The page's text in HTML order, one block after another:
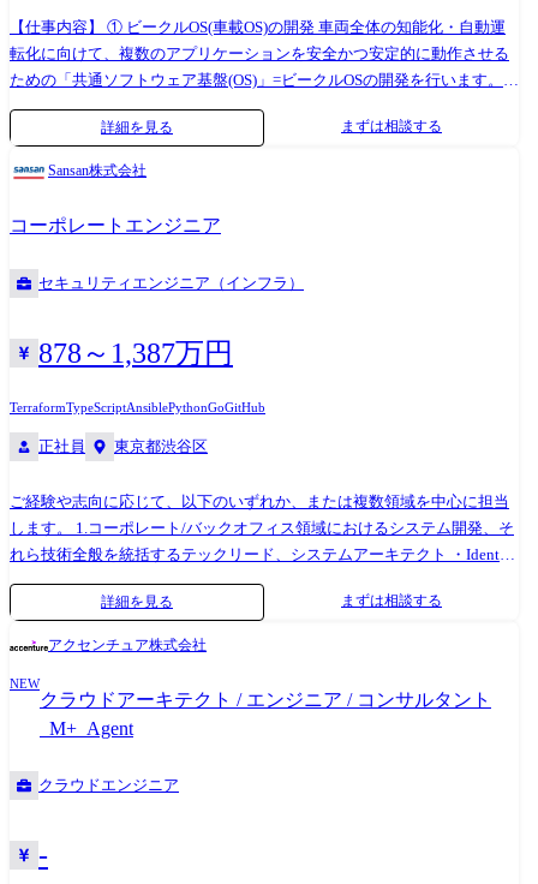
【仕事内容】 ① ビークルOS(車載OS)の開発 車両全体の知能化・自動運
転化に向けて、複数のアプリケーションを安全かつ安定的に動作させる
ための「共通ソフトウェア基盤(OS)」=ビークルOSの開発を行います。
これは、PCやスマートフォンにおけるOS(LinuxやAndroidなど)に相当す
る存在で、車両における頭脳となるセントラルECUの中核を担うシステ
ムです。 サプライヤーと連携した開発と、完全内製化の開発の2種類が
性がございます。 (実装やテスト経験者も対象) ≪業務委細≫ AUTOSAR
Adaptive / Classicに基づいたOS・ミドルウェア層の要求仕様策定、設
計、実装 ※OSやミドルウェア開発経験、リアルタイムOS、仮想化技
術、セキュアブートやプロセス間通信(IPC)などの知識が活かせます。 ②
したビークルOS上で動作する各種車載アプリケーション(例:車両運動制
御、エネルギー管理、車内UX機能など)やサービスを統合し、最適に動
アプリ層まで、すべてのレイヤーに精通する必要があります。 そのた
ます。 ≪業務委細≫ 他チーム・他社が開発したアプリをビークルOSに
適切に組み込み・配置 ソフトウェア間の通信や依存関係を調整・チュー
ニング システム全体での機能検証・統合テスト・不具合解析/対策 ③ 次
世代通信ミドルウェアの開発・実装 セントラルECUは、車両内の各ECU
や外部クラウドと膨大なデータをやり取りする通信のハブでもありま
す。 そのため、通信ミドルウェア(DDS、SOME/IP、MQTT等)」の開発
るという、セントラルECU 特有の非常に難易度が高く面白い領域です。
≪業務委細≫ SOME/IP、DDS、MQTTなど、車内・車外通信プロトコル
のセントラルECU向け最適化と実装 異なるドメイン間でのデータ交換を
安全かつ低遅延で行うためのルーティング制御やメッセージブローカー
の開発 ※専門性や適性、会社ニーズなどを踏まえ、会社が定める業務へ
Adaptive/Classic, POSIX, Linux, HyperVisor, C/C++, Python, シェルスクリプ
ト, Doors, EnterpriseArchitect, PREEvision, JIRA/Confluence, Git, SVN,
詳細を見る まずは相談する
Sansan株式会社
コーポレートエンジニア
セキュリティエンジニア（インフラ）
878～1,387万円
TerraformTypeScriptAnsiblePythonGoGitHub
正社員 東京都渋谷区
ご経験や志向に応じて、以下のいずれか、または複数領域を中心に担当
します。 1.コーポレート/バックオフィス領域におけるシステム開発、そ
れら技術全般を統括するテックリード、システムアーキテクト ・Identity
ライフサイクル管理:人事システム連携による入退社業務自動化、プロビ
ジョニング、権限変更の完全自動化 ・SSO/認証基盤:Oktaでの
SoD(職務分掌)と監査ログ整備 ・内製開発/自動化:Slack/Workday/各種
SaaSでの申請・承認・棚卸の自動化、問い合わせ自動応答ボット、SaaS
設定の標準化・ドリフト検知 ・IaC/標準化:Terraform/GitHubでIdP・SaaS
ラスト方針・検知/対応・監査要求に合致する運用をセキュリティ・監
計、レビュー、課題優先度付け、ステークホルダー調整、SLO/運用KPI
設計 2.インフラ担当 全社共通で利用するコーポレートITインフラの企
詳細を見る まずは相談する
アクセンチュア株式会社
NEW
クラウドアーキテクト / エンジニア / コンサルタント
_M+_Agent
クラウドエンジニア
-